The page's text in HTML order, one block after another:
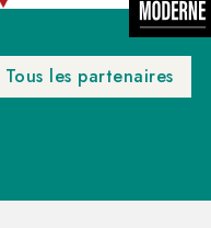
Tous les partenaires